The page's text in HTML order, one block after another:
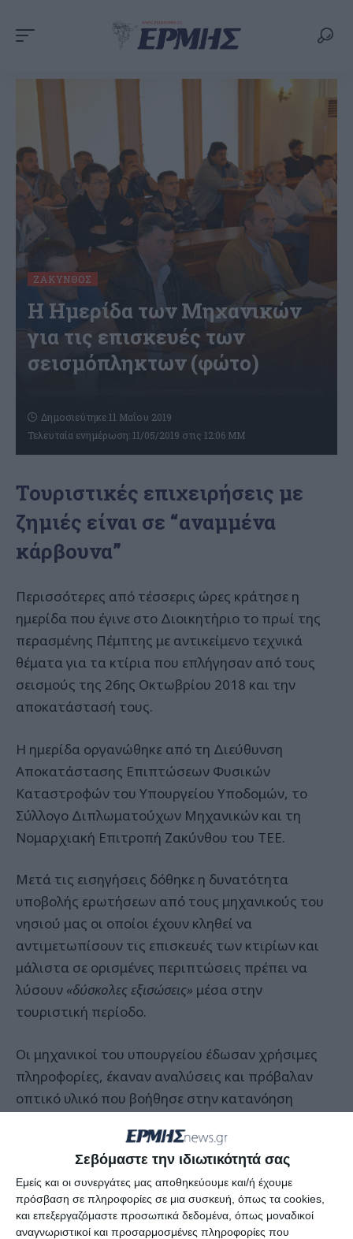
Σεβόμαστε την ιδιωτικότητά σας
Εμείς και οι συνεργάτες μας αποθηκεύουμε και/ή έχουμε
πρόσβαση σε πληροφορίες σε μια συσκευή, όπως τα cookies,
και επεξεργαζόμαστε προσωπικά δεδομένα, όπως μοναδικοί
αναγνωριστικοί και προσαρμοσμένες πληροφορίες που
ΖΆΚΥΝΘΟΣ
Η Ημερίδα των Μηχανικών
για τις επισκευές των
σεισμόπληκτων (φώτο)
Τελευταία ενημέρωση: 11/05/2019 στις 12:06 ΜΜ
Δημοσιεύτηκε 11 Μαΐου 2019
Τουριστικές επιχειρήσεις με
ζημιές είναι σε “αναμμένα
κάρβουνα”
Περισσότερες από τέσσερις ώρες κράτησε η
ημερίδα που έγινε στο Διοικητήριο το πρωί της
περασμένης Πέμπτης με αντικείμενο τεχνικά
θέματα για τα κτίρια που επλήγησαν από τους
σεισμούς της 26ης Οκτωβρίου 2018 και την
αποκατάστασή τους.
Η ημερίδα οργανώθηκε από τη Διεύθυνση
Αποκατάστασης Επιπτώσεων Φυσικών
Καταστροφών του Υπουργείου Υποδομών, το
Σύλλογο Διπλωματούχων Μηχανικών και τη
Νομαρχιακή Επιτροπή Ζακύνθου του ΤΕΕ.
Μετά τις εισηγήσεις δόθηκε η δυνατότητα
υποβολής ερωτήσεων από τους μηχανικούς του
νησιού μας οι οποίοι έχουν κληθεί να
αντιμετωπίσουν τις επισκευές των κτιρίων και
μάλιστα σε ορισμένες περιπτώσεις πρέπει να
λύσουν «δύσκολες εξισώσεις» μέσα στην
τουριστική περίοδο.
Οι μηχανικοί του υπουργείου έδωσαν χρήσιμες
πληροφορίες, έκαναν αναλύσεις και πρόβαλαν
οπτικό υλικό που βοήθησε στην κατανόηση
Μεταξύ αυτών που επισημάνθηκαν ήταν η ηλικία
κάθε κτιρίου που παίζει ρόλο για τη συμπεριφορά
του σε ένα σεισμό, καθώς επίσης και η συντήρησή